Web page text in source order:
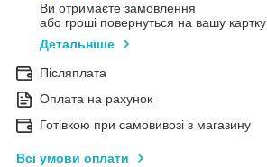
Ви отримаєте замовлення
або гроші повернуться на вашу картку
Детальніше
Післяплата
Оплата на рахунок
Готівкою при самовивозі з магазину
Всі умови оплати